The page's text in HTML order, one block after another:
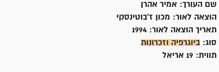
שם העורך: אמיר אהרן
הוצאה לאור: מכון ז'בוטינסקי
תאריך הוצאה לאור:
סוג: ביוגרפיה וזכרונות
תווית: 19 אריאל